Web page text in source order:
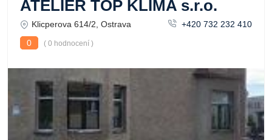
ATELIÉR TOP KLIMA s.r.o.
Klicperova 614/2, Ostrava
+420 732 232 410
0
( 0 hodnocení )